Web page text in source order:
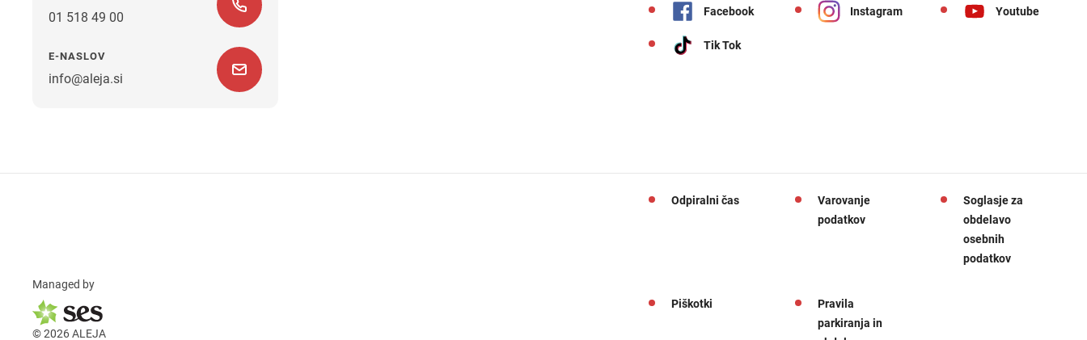
01 518 49 00
E-NASLOV
info@aleja.si
Facebook Instagram Youtube
Tik Tok
Managed by
© 2026 ALEJA
Odpiralni čas
Varovanje
podatkov
Soglasje za
obdelavo
osebnih
podatkov
Piškotki
Pravila
parkiranja in